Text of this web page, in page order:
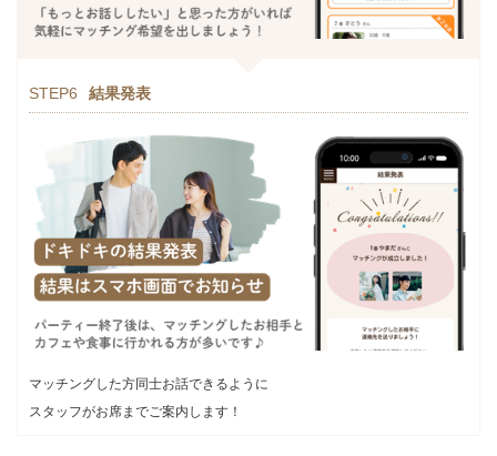
STEP6 結果発表
マッチングした方同士お話できるように
スタッフがお席までご案内します！